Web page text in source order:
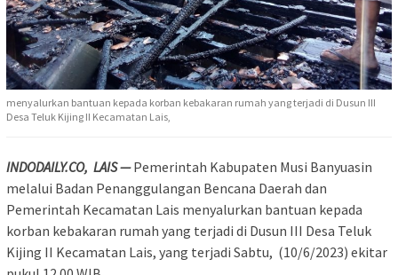
menyalurkan bantuan kepada korban kebakaran rumah yang terjadi di Dusun III
Desa Teluk Kijing II Kecamatan Lais,
INDODAILY.CO, LAIS —Pemerintah Kabupaten Musi Banyuasin
melalui Badan Penanggulangan Bencana Daerah dan
Pemerintah Kecamatan Lais menyalurkan bantuan kepada
korban kebakaran rumah yang terjadi di Dusun III Desa Teluk
Kijing II Kecamatan Lais, yang terjadi Sabtu, (10/6/2023) ekitar